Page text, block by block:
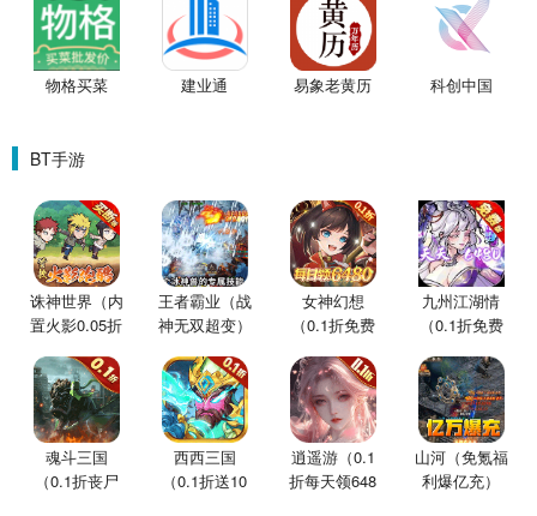
物格买菜 建业通 易象老黄历 科创中国
BT手游
诛神世界（内
置火影0.05折
王者霸业（战
神无双超变）
女神幻想
（0.1折免费
九州江湖情
（0.1折免费
魂斗三国
（0.1折丧尸
西西三国
（0.1折送10
逍遥游（0.1
折每天领648
山河（免氪福
利爆亿充）